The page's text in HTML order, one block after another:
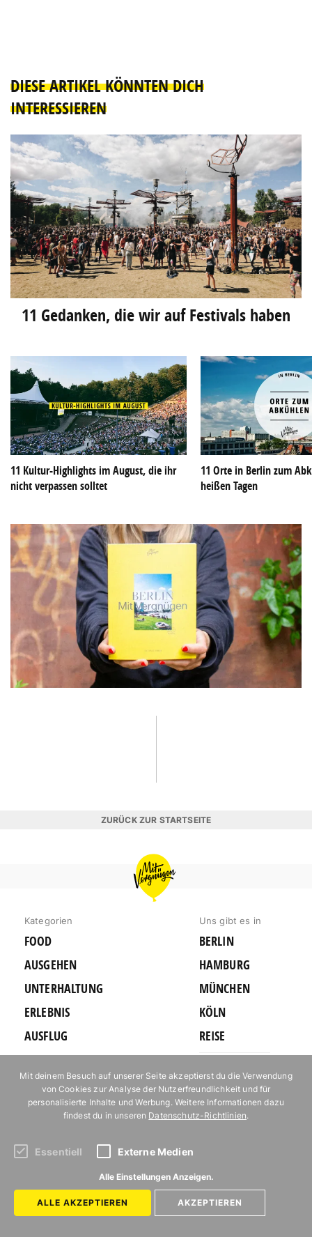
DIESE ARTIKEL KÖNNTEN DICH
INTERESSIEREN
11 Gedanken, die wir auf Festivals haben
11 Kultur-Highlights im August, die ihr
nicht verpassen solltet
11 Orte in Berlin zum
heißen Tagen
ZURÜCK ZUR STARTSEITE
MIT
VERGNÜGEN
BERLIN
Kategorien
FOOD
AUSGEHEN
UNTERHALTUNG
ERLEBNIS
AUSFLUG
KARTE
Uns gibt es in
BERLIN
HAMBURG
MÜNCHEN
KÖLN
REISE
Autor*innen
Newsletter
Jobs bei Mit
Vergnügen
Impressum
Datenschutz
Mit deinem Besuch auf unserer Seite akzeptierst du die Verwendung
von Cookies zur Analyse der Nutzerfreundlichkeit und für
personalisierte Inhalte und Werbung. Weitere Informationen dazu
findest du in unseren Datenschutz-Richtlinien.
Essentiell Externe Medien
Alle Einstellungen Anzeigen.
ALLE AKZEPTIEREN AKZEPTIEREN